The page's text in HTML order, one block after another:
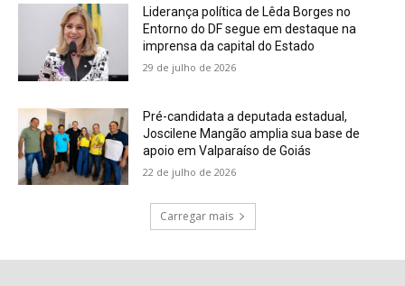
Liderança política de Lêda Borges no
Entorno do DF segue em destaque na
imprensa da capital do Estado
29 de julho de 2026
Pré-candidata a deputada estadual,
Joscilene Mangão amplia sua base de
apoio em Valparaíso de Goiás
22 de julho de 2026
Carregar mais